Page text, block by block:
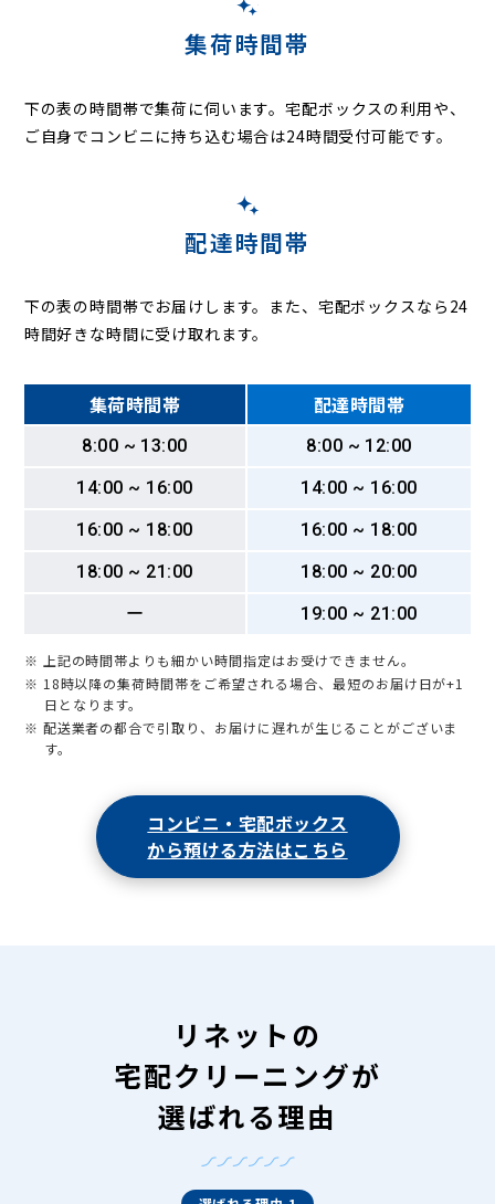
集荷時間帯
下の表の時間帯で集荷に伺います。宅配ボックスの利用や、
ご自身でコンビニに持ち込む場合は24時間受付可能です。
配達時間帯
下の表の時間帯でお届けします。また、宅配ボックスなら24
時間好きな時間に受け取れます。
集荷時間帯 配達時間帯
8:00 ~ 13:00
8:00 ~ 12:00
14:00 ~ 16:00
14:00 ~ 16:00
16:00 ~ 18:00
16:00 ~ 18:00
18:00 ~ 21:00
18:00 ~ 20:00
ー
19:00 ~ 21:00
※ 上記の時間帯よりも細かい時間指定はお受けできません。
※ 18時以降の集荷時間帯をご希望される場合、最短のお届け日が+1
日となります。
※ 配送業者の都合で引取り、お届けに遅れが生じることがございま
す。
コンビニ・宅配ボックス
から預ける方法はこちら
リネットの
宅配クリーニングが
選ばれる理由